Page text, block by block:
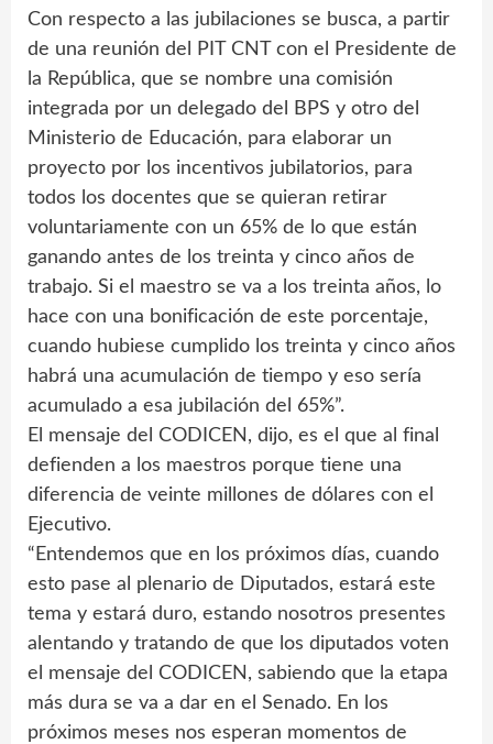
Con respecto a las jubilaciones se busca, a partir
de una reunión del PIT CNT con el Presidente de
la República, que se nombre una comisión
integrada por un delegado del BPS y otro del
Ministerio de Educación, para elaborar un
proyecto por los incentivos jubilatorios, para
todos los docentes que se quieran retirar
voluntariamente con un 65% de lo que están
ganando antes de los treinta y cinco años de
trabajo. Si el maestro se va a los treinta años, lo
hace con una bonificación de este porcentaje,
cuando hubiese cumplido los treinta y cinco años
habrá una acumulación de tiempo y eso sería
acumulado a esa jubilación del 65%”.
El mensaje del CODICEN, dijo, es el que al final
defienden a los maestros porque tiene una
diferencia de veinte millones de dólares con el
Ejecutivo.
“Entendemos que en los próximos días, cuando
esto pase al plenario de Diputados, estará este
tema y estará duro, estando nosotros presentes
alentando y tratando de que los diputados voten
el mensaje del CODICEN, sabiendo que la etapa
más dura se va a dar en el Senado. En los
próximos meses nos esperan momentos de